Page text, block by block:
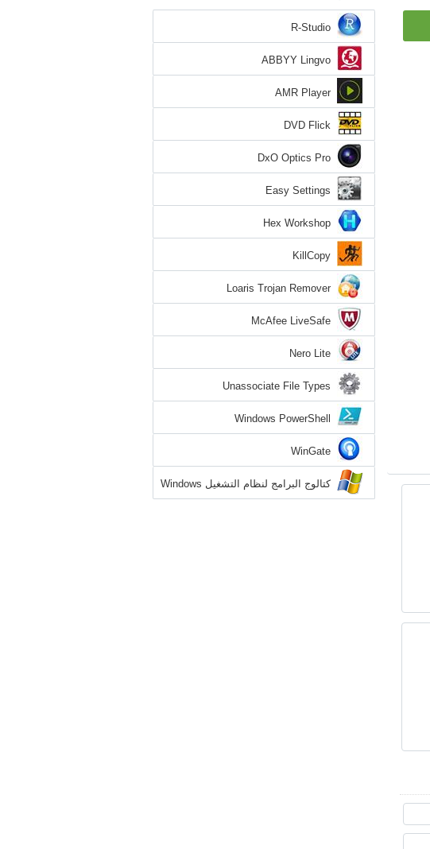
R-Studio
ABBYY Lingvo
AMR Player
DVD Flick
DxO Optics Pro
Easy Settings
Hex Workshop
KillCopy
Loaris Trojan Remover
McAfee LiveSafe
Nero Lite
Unassociate File Types
Windows PowerShell
WinGate
كتالوج البرامج لنظام التشغيل Windows
7